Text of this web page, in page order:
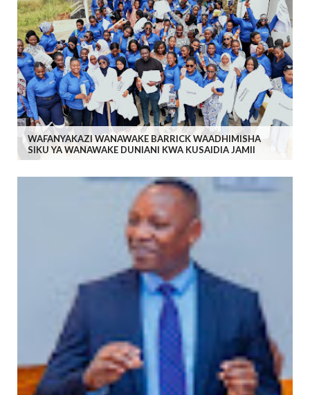
WAFANYAKAZI WANAWAKE BARRICK WAADHIMISHA
SIKU YA WANAWAKE DUNIANI KWA KUSAIDIA JAMII